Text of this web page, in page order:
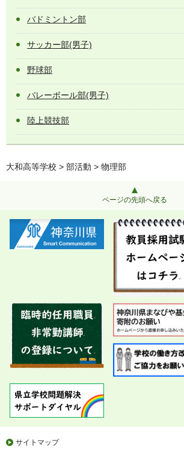
バドミントン部
サッカー部(男子)
野球部
バレーボール部(男子)
陸上競技部
大和高等学校 > 部活動 > 物理部
ページの先頭へ戻る
サイトマップ